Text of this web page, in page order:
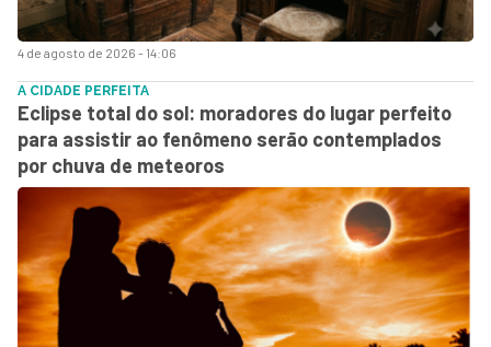
4 de agosto de 2026 - 14:06
A CIDADE PERFEITA
Eclipse total do sol: moradores do lugar perfeito
para assistir ao fenômeno serão contemplados
por chuva de meteoros